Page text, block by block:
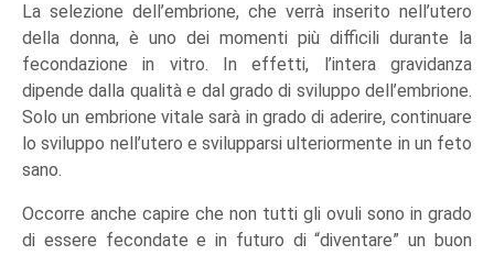
La selezione dell’embrione, che verrà inserito nell’utero
della donna, è uno dei momenti più difficili durante la
fecondazione in vitro. In effetti, l’intera gravidanza
dipende dalla qualità e dal grado di sviluppo dell’embrione.
Solo un embrione vitale sarà in grado di aderire, continuare
lo sviluppo nell’utero e svilupparsi ulteriormente in un feto
sano.
Occorre anche capire che non tutti gli ovuli sono in grado
di essere fecondate e in futuro di “diventare” un buon